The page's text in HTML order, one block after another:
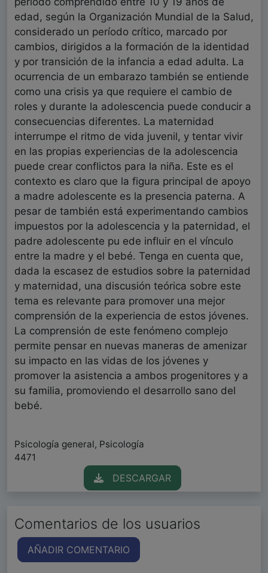
edad, según la Organización Mundial de la Salud,
considerado un período crítico, marcado por
cambios, dirigidos a la formación de la identidad
y por transición de la infancia a edad adulta. La
ocurrencia de un embarazo también se entiende
como una crisis ya que requiere el cambio de
roles y durante la adolescencia puede conducir a
consecuencias diferentes. La maternidad
interrumpe el ritmo de vida juvenil, y tentar vivir
en las propias experiencias de la adolescencia
puede crear conflictos para la niña. Este es el
contexto es claro que la figura principal de apoyo
a madre adolescente es la presencia paterna. A
pesar de también está experimentando cambios
impuestos por la adolescencia y la paternidad, el
padre adolescente pu ede influir en el vínculo
entre la madre y el bebé. Tenga en cuenta que,
dada la escasez de estudios sobre la paternidad
y maternidad, una discusión teórica sobre este
tema es relevante para promover una mejor
comprensión de la experiencia de estos jóvenes.
La comprensión de este fenómeno complejo
permite pensar en nuevas maneras de amenizar
su impacto en las vidas de los jóvenes y
promover la asistencia a ambos progenitores y a
su familia, promoviendo el desarrollo sano del
bebé.
Psicología general, Psicología
4471
DESCARGAR
Comentarios de los usuarios
AÑADIR COMENTARIO